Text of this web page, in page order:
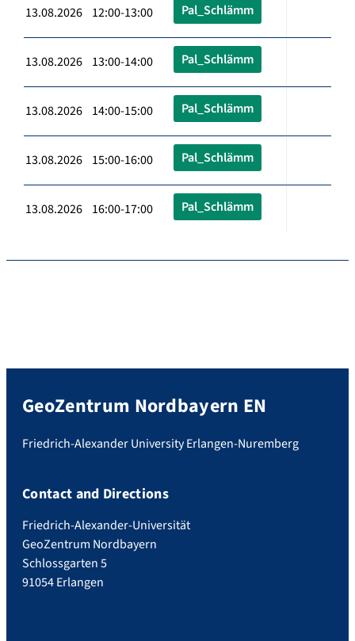
13.08.2026 12:00-13:00 Pal_Schlämm
13.08.2026 13:00-14:00 Pal_Schlämm
13.08.2026 14:00-15:00 Pal_Schlämm
13.08.2026 15:00-16:00 Pal_Schlämm
13.08.2026 16:00-17:00 Pal_Schlämm
GeoZentrum Nordbayern EN
Friedrich-Alexander University Erlangen-Nuremberg
Contact and Directions
Friedrich-Alexander-Universität
GeoZentrum Nordbayern
Schlossgarten 5
91054 Erlangen